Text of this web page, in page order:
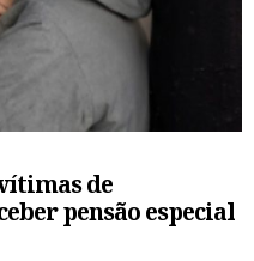
de
pensão especial